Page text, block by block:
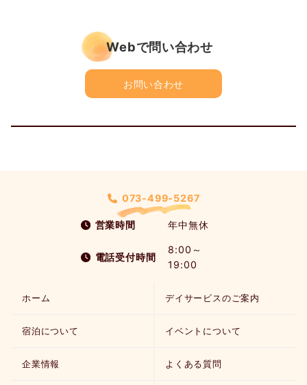
Webで問い合わせ
お問い合わせ
073-499-5267
営業時間 年中無休
電話受付時間
8:00～
19:00
ホーム デイサービスのご案内
宿泊について イベントについて
企業情報 よくある質問